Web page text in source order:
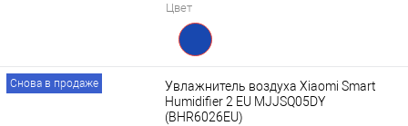
Цвет
Снова в продаже
Увлажнитель воздуха Xiaomi Smart
Humidifier 2 EU MJJSQ05DY
(BHR6026EU)